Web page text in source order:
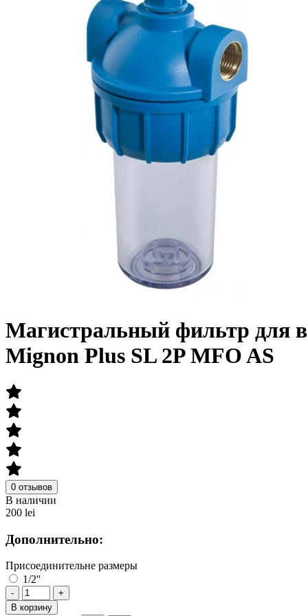
Магистральный фильтр для
Mignon Plus SL 2P MFO AS
0 отзывов
В наличии
200 lei
Дополнительно:
Присоединительне размеры
1/2''
-
+
В корзину